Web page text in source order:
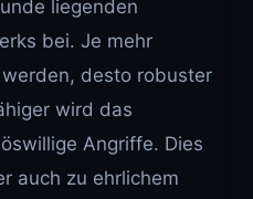
liegenden
bei. Je mehr
desto robuster
wird das
Angriffe. Dies
auch zu ehrlichem